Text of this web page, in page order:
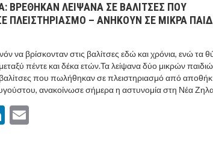
ΒΡΕΘΗΚΑΝ ΛΕΙΨΑΝΑ ΣΕ ΒΑΛΙΤΣΕΣ ΠΟΥ
ΠΛΕΙΣΤΗΡΙΑΣΜΟ – ΑΝΗΚΟΥΝ ΣΕ ΜΙΚΡΑ
να βρίσκονταν στις βαλίτσες εδώ και χρόνια, ενώ τα
μεταξύ πέντε και δέκα ετών.Τα λείψανα δύο μικρών
που πωλήθηκαν σε πλειστηριασμό από
ανακοίνωσε σήμερα η αστυνομία στη Νέα
LinkedIn